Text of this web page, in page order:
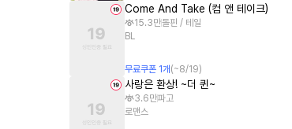
Come And Take (컴 앤 테이크)
15.3만돌핀 / 테일
BL
무료쿠폰 1개 (~8/19)
사랑은 환상! ~더 퀸~
3.6만파고
로맨스